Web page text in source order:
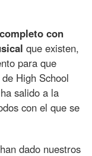
con
que existen,
para que
de High School
salido a la
con el que se
dado nuestros